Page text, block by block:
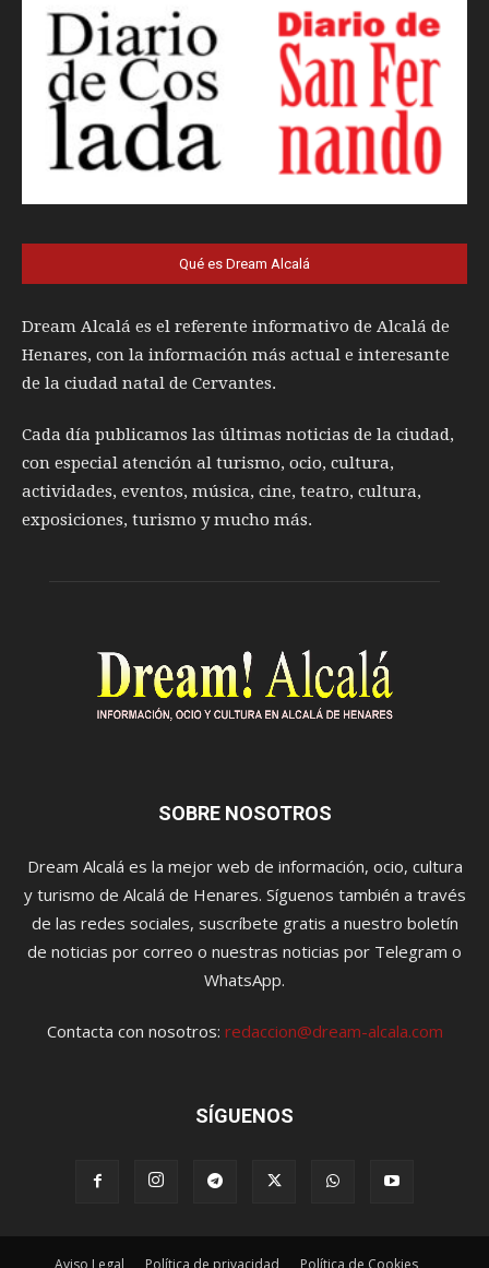
Qué es Dream Alcalá
Dream Alcalá es el referente informativo de Alcalá de
Henares, con la información más actual e interesante
de la ciudad natal de Cervantes.
Cada día publicamos las últimas noticias de la ciudad,
con especial atención al turismo, ocio, cultura,
actividades, eventos, música, cine, teatro, cultura,
exposiciones, turismo y mucho más.
SOBRE NOSOTROS
Dream Alcalá es la mejor web de información, ocio, cultura
y turismo de Alcalá de Henares. Síguenos también a través
de las redes sociales, suscríbete gratis a nuestro boletín
de noticias por correo o nuestras noticias por Telegram o
WhatsApp.
Contacta con nosotros: redaccion@dream-alcala.com
SÍGUENOS
Aviso Legal Política de privacidad Política de Cookies